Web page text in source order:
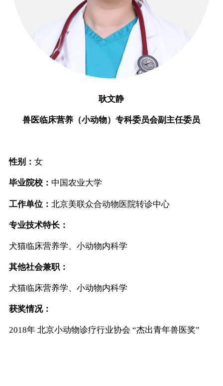
耿文静
兽医临床营养（小动物）专科委员会副主任委员
性别： 女
毕业院校： 中国农业大学
工作单位： 北京美联众合动物医院转诊中心
专业技术特长：
犬猫临床营养学、小动物内科学
其他社会兼职：
犬猫临床营养学、小动物内科学
获奖情况：
2018年 北京小动物诊疗行业协会 “杰出青年兽医奖”